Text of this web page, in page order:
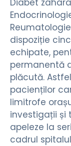
dispoziție
echipate,
permanentă
plăcută.
pacienților
limitrofe
investigații și
apeleze la
cadrul